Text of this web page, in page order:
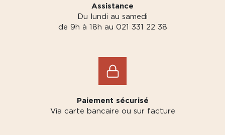
Assistance
Du lundi au samedi
de 9h à 18h au 021 331 22 38
Paiement sécurisé
Via carte bancaire ou sur facture